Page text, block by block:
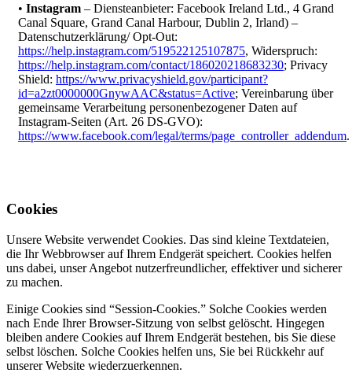
• Instagram – Diensteanbieter: Facebook Ireland Ltd., 4 Grand
Canal Square, Grand Canal Harbour, Dublin 2, Irland) –
Datenschutzerklärung/ Opt-Out:
https://help.instagram.com/519522125107875, Widerspruch:
https://help.instagram.com/contact/186020218683230; Privacy
Shield: https://www.privacyshield.gov/participant?
id=a2zt0000000GnywAAC&status=Active; Vereinbarung über
gemeinsame Verarbeitung personenbezogener Daten auf
Instagram-Seiten (Art. 26 DS-GVO):
https://www.facebook.com/legal/terms/page_controller_addendum.
Cookies
Unsere Website verwendet Cookies. Das sind kleine Textdateien,
die Ihr Webbrowser auf Ihrem Endgerät speichert. Cookies helfen
uns dabei, unser Angebot nutzerfreundlicher, effektiver und sicherer
zu machen.
Einige Cookies sind “Session-Cookies.” Solche Cookies werden
nach Ende Ihrer Browser-Sitzung von selbst gelöscht. Hingegen
bleiben andere Cookies auf Ihrem Endgerät bestehen, bis Sie diese
selbst löschen. Solche Cookies helfen uns, Sie bei Rückkehr auf
unserer Website wiederzuerkennen.